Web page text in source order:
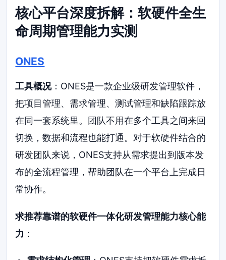
核心平台深度拆解：软硬件全生
命周期管理能力实测
ONES
工具概况：ONES是一款企业级研发管理软件，
把项目管理、需求管理、测试管理和缺陷跟踪放
在同一套系统里。团队不用在多个工具之间来回
切换，数据和流程也能打通。对于软硬件结合的
研发团队来说，ONES支持从需求提出到版本发
布的全流程管理，帮助团队在一个平台上完成日
常协作。
求推荐靠谱的软硬件一体化研发管理能力核心能
力 ：